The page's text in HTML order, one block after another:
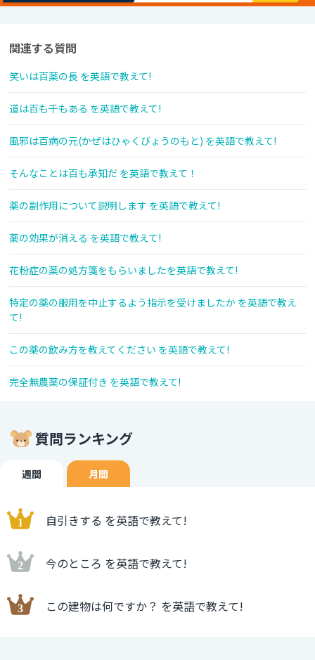
関連する質問
笑いは百薬の長 を英語で教えて!
道は百も千もある を英語で教えて!
風邪は百病の元(かぜはひゃくびょうのもと) を英語で教えて!
そんなことは百も承知だ を英語で教えて！
薬の副作用について説明します を英語で教えて!
薬の効果が消える を英語で教えて!
花粉症の薬の処方箋をもらいましたを英語で教えて!
特定の薬の服用を中止するよう指示を受けましたか を英語で教え
て!
この薬の飲み方を教えてください を英語で教えて!
完全無農薬の保証付き を英語で教えて!
質問ランキング
週間 月間
自引きする を英語で教えて!
今のところ を英語で教えて!
この建物は何ですか？ を英語で教えて!